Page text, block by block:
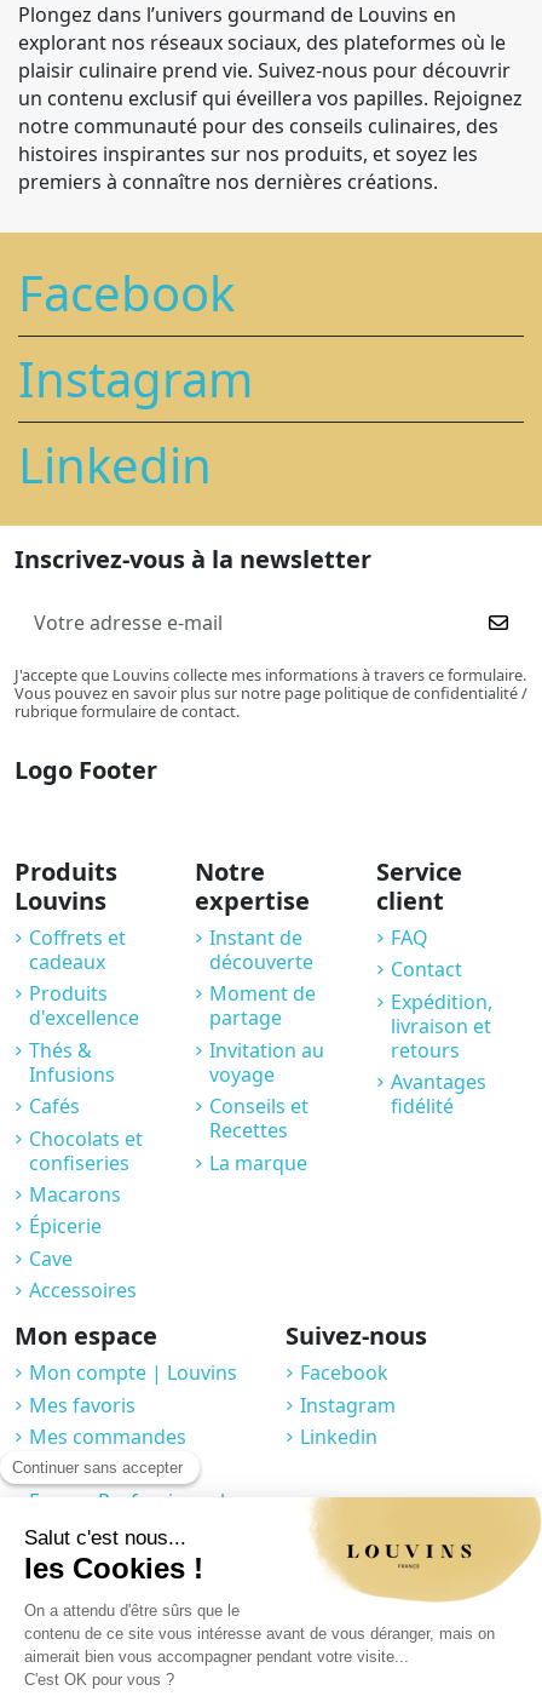
Plongez dans l’univers gourmand de Louvins en
explorant nos réseaux sociaux, des plateformes où le
plaisir culinaire prend vie. Suivez-nous pour découvrir
un contenu exclusif qui éveillera vos papilles. Rejoignez
notre communauté pour des conseils culinaires, des
histoires inspirantes sur nos produits, et soyez les
premiers à connaître nos dernières créations.
Facebook
Instagram
Linkedin
Inscrivez-vous à la newsletter
J'accepte que Louvins collecte mes informations à travers ce formulaire.
Vous pouvez en savoir plus sur notre page politique de confidentialité /
rubrique formulaire de contact.
Logo Footer
Produits
Louvins
Coffrets et
cadeaux
Produits
d'excellence
Thés &
Infusions
Cafés
Chocolats et
confiseries
Macarons
Épicerie
Cave
Accessoires
Notre
expertise
Instant de
découverte
Moment de
partage
Invitation au
voyage
Conseils et
Recettes
La marque
Service
client
FAQ
Contact
Expédition,
livraison et
retours
Avantages
fidélité
Mon espace
Mon compte | Louvins
Mes favoris
Mes commandes
Compte fidélité
Espace Professionnel
Suivez-nous
Facebook
Instagram
Linkedin
J'accepte que Louvins collecte mes informations à travers ce formulaire.
Vous pouvez en savoir plus sur notre page politique de confidentialité /
rubrique formulaire de contact.